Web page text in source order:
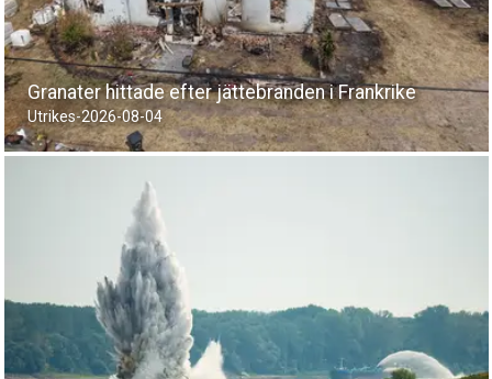
Granater hittade efter jättebranden i Frankrike
Utrikes-2026-08-04